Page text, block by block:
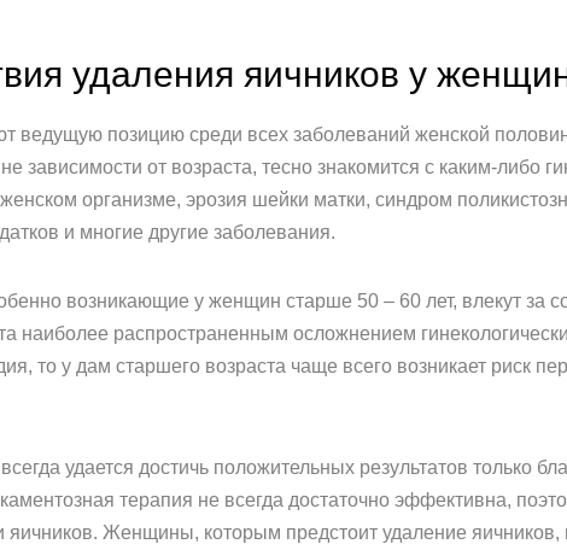
удаления яичников у
ведущую позицию среди всех заболеваний женской
зависимости от возраста, тесно знакомится с каким-либо
организме, эрозия шейки матки, синдром
и многие другие заболевания.
возникающие у женщин старше 50 – 60 лет, влекут за
наиболее распространенным осложнением
то у дам старшего возраста чаще всего возникает риск
удается достичь положительных результатов только
терапия не всегда достаточно эффективна,
яичников. Женщины, которым предстоит удаление яичников,